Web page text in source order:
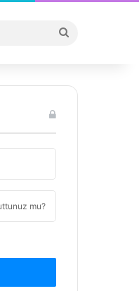
...
mu?